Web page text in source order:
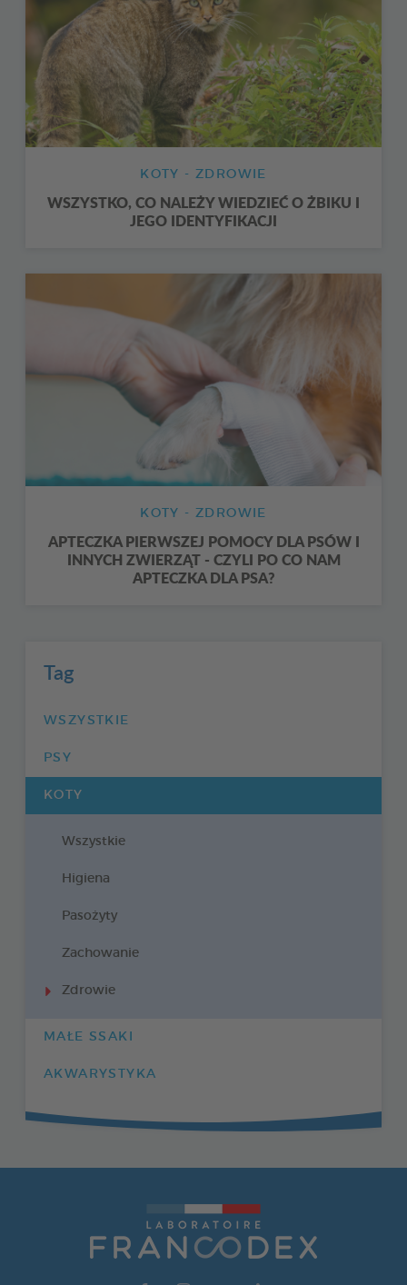
KOTY - ZDROWIE
WSZYSTKO, CO NALEŻY WIEDZIEĆ O ŻBIKU I
JEGO IDENTYFIKACJI
KOTY - ZDROWIE
APTECZKA PIERWSZEJ POMOCY DLA PSÓW I
INNYCH ZWIERZĄT - CZYLI PO CO NAM
APTECZKA DLA PSA?
Tag
WSZYSTKIE
PSY
KOTY
Wszystkie
Higiena
Pasożyty
Zachowanie
Zdrowie
MAŁE SSAKI
AKWARYSTYKA